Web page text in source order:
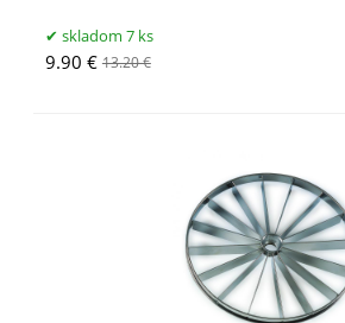
skladom 7 ks
9.90 € 13.20 €